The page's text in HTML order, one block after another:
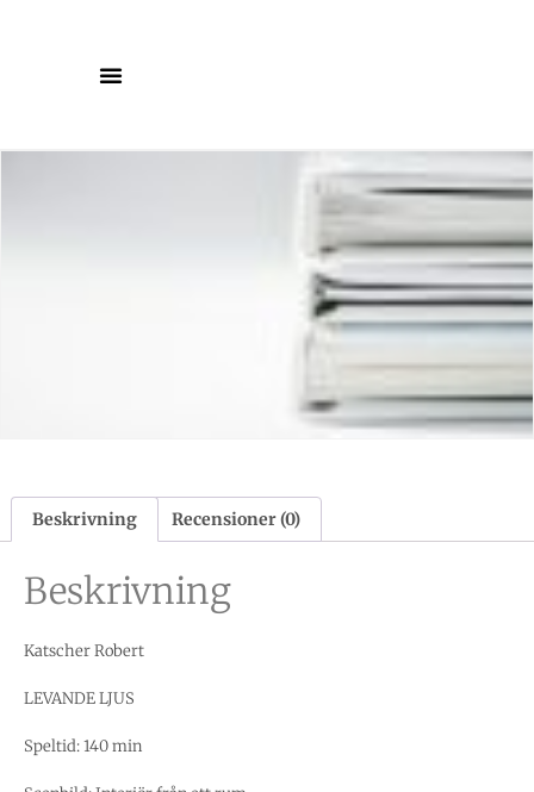
Beskrivning Recensioner (0)
Beskrivning
Katscher Robert
LEVANDE LJUS
Speltid: 140 min